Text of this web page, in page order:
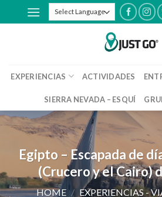
to
EXPERIENCIAS ACTIVIDADES
SIERRA NEVADA – ESQUÍ
Egipto – Escapada de
(Crucero y el Cairo)
HOME / EXPERIENCIAS -